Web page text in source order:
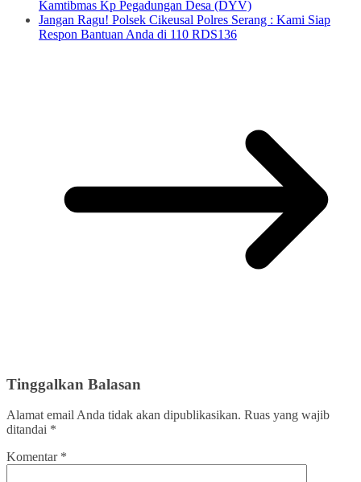
Kamtibmas Kp Pegadungan Desa (DYV)
Jangan Ragu! Polsek Cikeusal Polres Serang : Kami Siap
Respon Bantuan Anda di 110 RDS136
Tinggalkan Balasan
Alamat email Anda tidak akan dipublikasikan. Ruas yang wajib
ditandai *
Komentar *